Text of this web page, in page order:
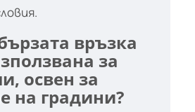
връзка
за
освен за
на градини?